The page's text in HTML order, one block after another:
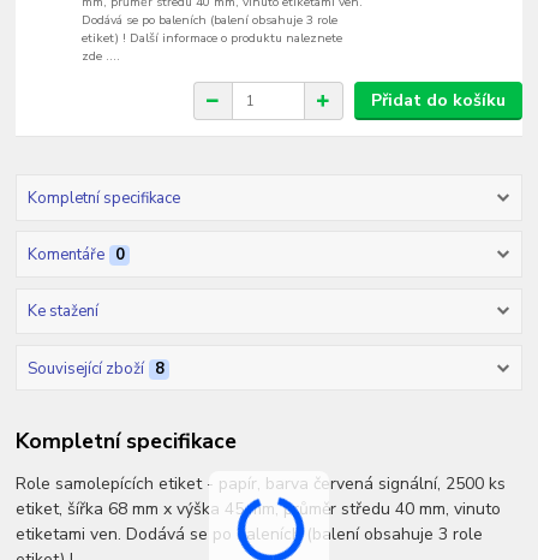
Dodává se po baleních (balení obsahuje 3 role
etiket) ! Další informace o produktu naleznete
zde ....
Přidat do košíku
Kompletní specifikace
Komentáře 0
Ke stažení
Související zboží 8
Kompletní specifikace
Role samolepících etiket - papír, barva červená signální, 2500 ks
etiket, šířka 68 mm x výška 45 mm, průměr středu 40 mm, vinuto
etiketami ven. Dodává se po baleních (balení obsahuje 3 role